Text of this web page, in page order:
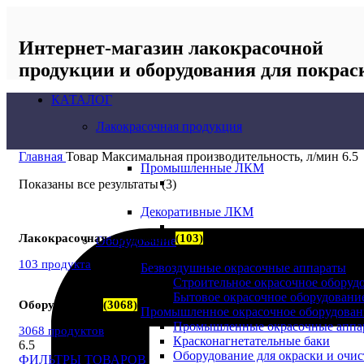
Интернет-магазин лакокрасочной
продукции и оборудования для
КАТАЛОГ
Лакокрасочная продукция
Промышленные ЛКМ
Декоративные ЛКМ
Оборудование
Безвоздушные окрасочные аппараты
Строительное окрасочное
Бытовое окрасочное
Промышленное окрасочное
Промышленные окрасочные
Красконагнетательные баки
Оборудование для окраски и
Главная Товар Максимальная производительность, л/мин 6.5
Показаны все результаты (3)
Лакокрасочная продукция(103)
103 продукта
Оборудование (3068)
3068 продуктов
6.5
ФИЛЬТРЫ ТОВАРОВ